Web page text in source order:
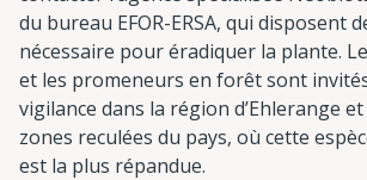
du bureau EFOR-ERSA, qui disposent
nécessaire pour éradiquer la plante.
et les promeneurs en forêt sont
vigilance dans la région d’Ehlerange et
zones reculées du pays, où cette
est la plus répandue.